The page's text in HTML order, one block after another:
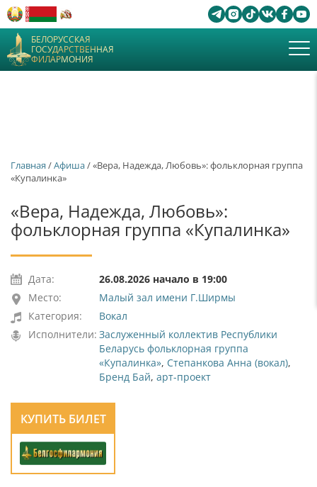
БЕЛОРУССКАЯ
ГОСУДАРСТВЕННАЯ
ФИЛАРМОНИЯ
Главная /Афиша/ «Вера, Надежда, Любовь»: фольклорная группа
«Купалинка»
«Вера, Надежда, Любовь»:
фольклорная группа «Купалинка»
Дата:
26.08.2026 начало в 19:00
Место:
Малый зал имени Г.Ширмы
Категория:
Вокал
Исполнители: Заслуженный коллектив Республики
Беларусь фольклорная группа
«Купалинка», Степанкова Анна (вокал),
Бренд Бай, арт-проект
КУПИТЬ БИЛЕТ